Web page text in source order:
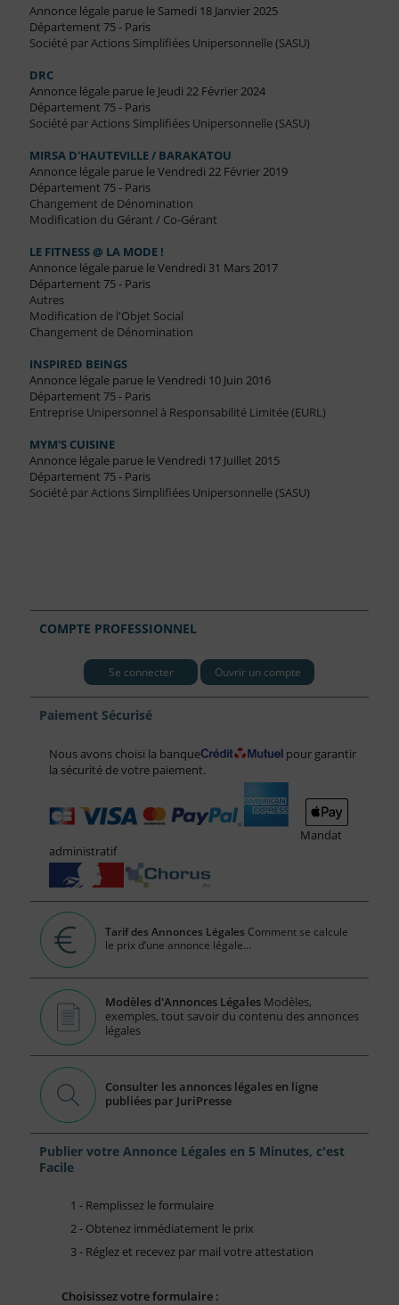
Annonce légale parue le Samedi 18 Janvier 2025
Département 75 - Paris
Société par Actions Simplifiées Unipersonnelle (SASU)
DRC
Annonce légale parue le Jeudi 22 Février 2024
Département 75 - Paris
Société par Actions Simplifiées Unipersonnelle (SASU)
MIRSA D'HAUTEVILLE / BARAKATOU
Annonce légale parue le Vendredi 22 Février 2019
Département 75 - Paris
Changement de Dénomination
Modification du Gérant / Co-Gérant
LE FITNESS @ LA MODE !
Annonce légale parue le Vendredi 31 Mars 2017
Département 75 - Paris
Autres
Modification de l'Objet Social
Changement de Dénomination
INSPIRED BEINGS
Annonce légale parue le Vendredi 10 Juin 2016
Département 75 - Paris
Entreprise Unipersonnel à Responsabilité Limitée (EURL)
MYM'S CUISINE
Annonce légale parue le Vendredi 17 Juillet 2015
Département 75 - Paris
Société par Actions Simplifiées Unipersonnelle (SASU)
COMPTE PROFESSIONNEL
Se connecter Ouvrir un compte
Paiement Sécurisé
Nous avons choisi la banque
pour garantir
la sécurité de votre paiement.
Mandat
administratif
Tarif des Annonces Légales Comment se calcule
le prix d’une annonce légale...
Modèles d'Annonces Légales Modèles,
exemples, tout savoir du contenu des annonces
légales
Consulter les annonces légales en ligne
publiées par JuriPresse
Publier votre Annonce Légales en 5 Minutes, c'est
Facile
1 - Remplissez le formulaire
2 - Obtenez immédiatement le prix
3 - Réglez et recevez par mail votre attestation
Choisissez votre formulaire :